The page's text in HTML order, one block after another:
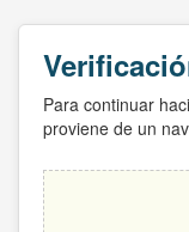
Para continuar
proviene de un